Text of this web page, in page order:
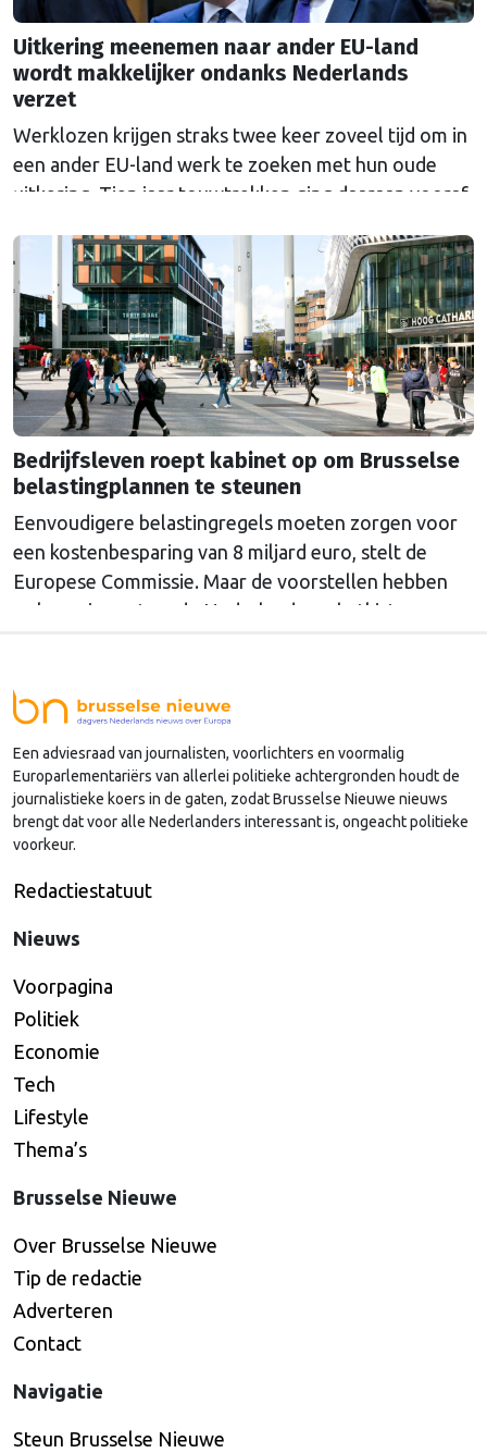
Uitkering meenemen naar ander EU-land
wordt makkelijker ondanks Nederlands
verzet
Werklozen krijgen straks twee keer zoveel tijd om in
een ander EU-land werk te zoeken met hun oude
uitkering. Tien jaar touwtrekken ging daaraan vooraf.
Bedrijfsleven roept kabinet op om Brusselse
belastingplannen te steunen
Eenvoudigere belastingregels moeten zorgen voor
een kostenbesparing van 8 miljard euro, stelt de
Europese Commissie. Maar de voorstellen hebben
ook een impact op de Nederlandse schatkist.
Een adviesraad van journalisten, voorlichters en voormalig
Europarlementariërs van allerlei politieke achtergronden houdt de
journalistieke koers in de gaten, zodat Brusselse Nieuwe nieuws
brengt dat voor alle Nederlanders interessant is, ongeacht politieke
voorkeur.
Redactiestatuut
Nieuws
Voorpagina
Politiek
Economie
Tech
Lifestyle
Thema’s
Brusselse Nieuwe
Over Brusselse Nieuwe
Tip de redactie
Adverteren
Contact
Navigatie
Steun Brusselse Nieuwe